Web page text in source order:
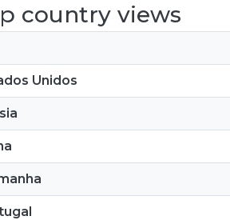
country views
Unidos